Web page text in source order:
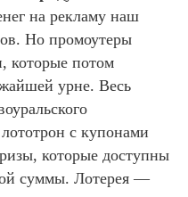
на рекламу наш
Но промоутеры
которые потом
урне. Весь
с купонами
которые доступны
суммы. Лотерея —